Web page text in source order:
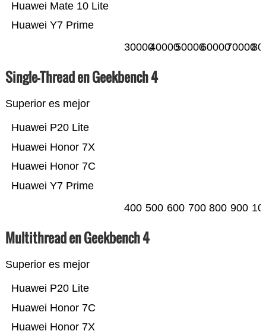
Huawei Y7 Prime
Huawei Mate 10 Lite
3000040000500006000070000
Single-Thread en Geekbench 4
Superior es mejor
Huawei Y7 Prime
Huawei Honor 7C
Huawei Honor 7X
Huawei P20 Lite
400 500 600 700 800 900
Multithread en Geekbench 4
Superior es mejor
Huawei Honor 7X
Huawei Honor 7C
Huawei P20 Lite